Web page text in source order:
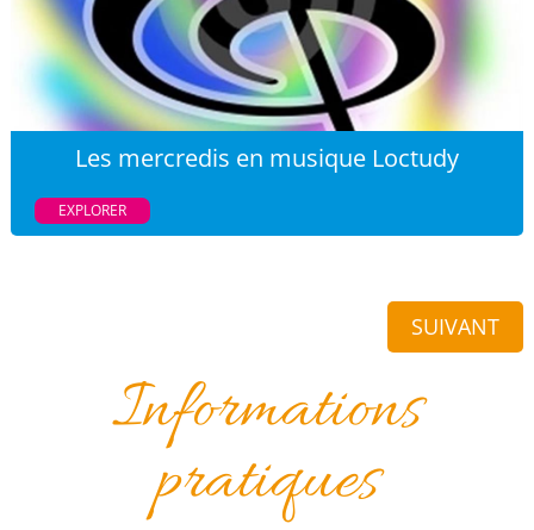
Les mercredis en musique Loctudy
EXPLORER
SUIVANT
Informations
pratiques